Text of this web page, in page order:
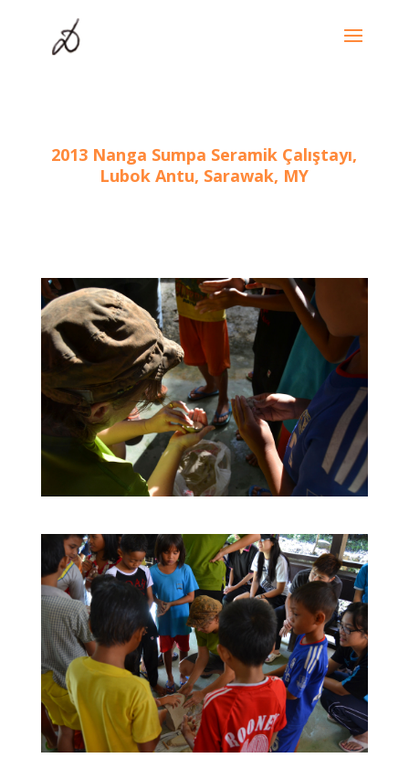
2013 Nanga Sumpa Seramik Çalıştayı,
Lubok Antu, Sarawak, MY